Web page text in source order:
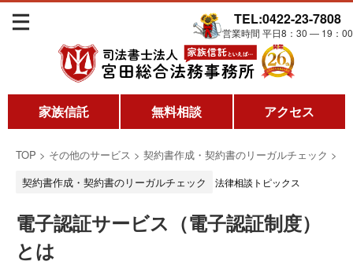
TEL:0422-23-7808
営業時間 平日8：30 ― 19：00
家族信託 無料相談 アクセス
TOP > その他のサービス > 契約書作成・契約書のリーガルチェック >
契約書作成・契約書のリーガルチェック
法律相談トピックス
電子認証サービス（電子認証制度）
とは